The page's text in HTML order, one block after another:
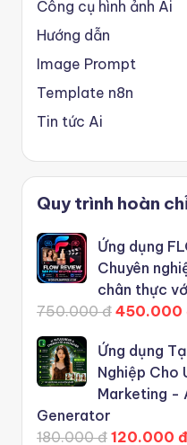
Công cụ hình ảnh Ai
Hướng dẫn
Image Prompt
Template n8n
Tin tức Ai
Quy trình hoàn
Ứng dụng
Chuyên
chân thực
750.000 đ 450.000
Ứng dụng
Nghiệp Cho
Marketing -
Generator
180.000 đ 120.000 đ